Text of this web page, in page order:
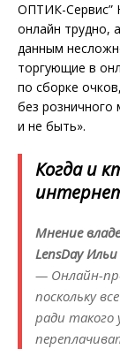
ОПТИК-Сервис”
онлайн трудно,
данным
торгующие в
по сборке
без розничного
и не быть».
Когда и
Мнение
LensDay
— Онлайн-
поскольку
ради такого